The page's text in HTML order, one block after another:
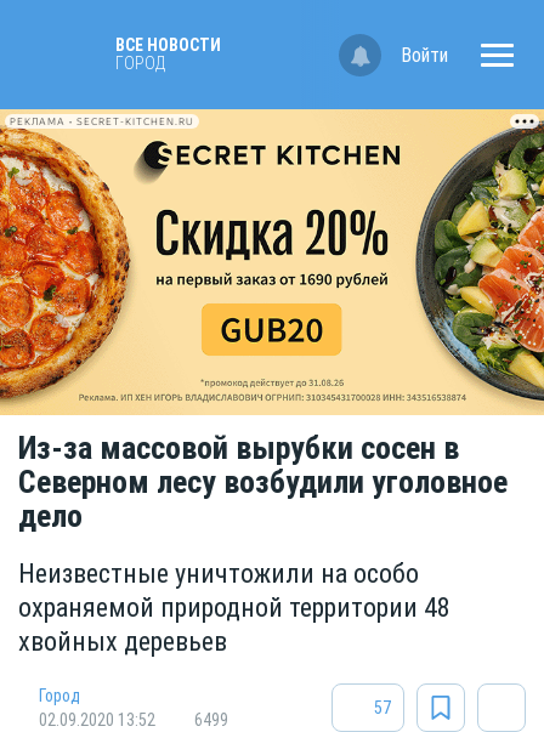
ВСЕ НОВОСТИ
ГОРОД
Войти
РЕКЛАМА • SECRET-KITCHEN.RU
Из-за массовой вырубки сосен в
Северном лесу возбудили уголовное
дело
Неизвестные уничтожили на особо
охраняемой природной территории 48
хвойных деревьев
Город
02.09.2020 13:52
6499
57